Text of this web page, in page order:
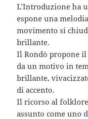
L’Introduzione ha
espone una
movimento si
brillante.
Il Rondò propone
da un motivo in
brillante,
di accento.
Il ricorso al
assunto come uno